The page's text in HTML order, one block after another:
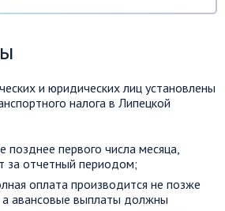
и юридических лиц установлены
налога в Липецкой
позднее первого числа месяца,
за отчетный периодом;
оплата производится не позже
а авансовые выплаты должны